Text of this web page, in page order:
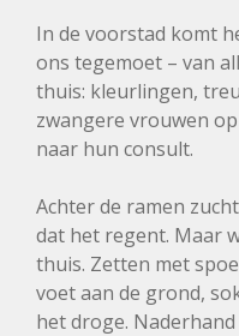
In de voorstad komt
ons tegemoet – van
thuis: kleurlingen,
zwangere vrouwen
naar hun consult.
Achter de ramen
dat het regent. Maar
thuis. Zetten met
voet aan de grond,
het droge. Naderhand